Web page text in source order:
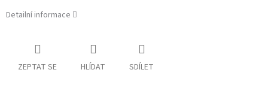
Detailní informace
ZEPTAT SE HLÍDAT SDÍLET